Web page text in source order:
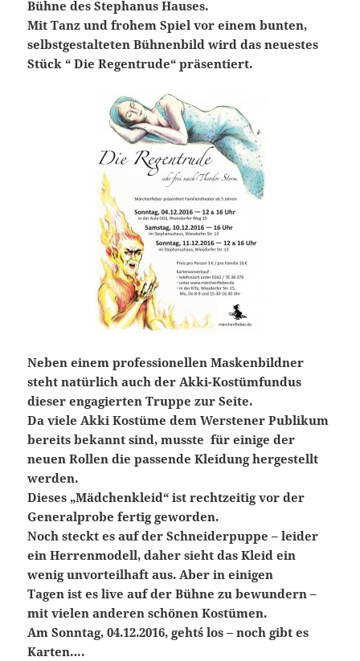
Bühne des Stephanus Hauses.
Mit Tanz und frohem Spiel vor einem bunten,
selbstgestalteten Bühnenbild wird das neuestes
Stück “ Die Regentrude“ präsentiert.
Neben einem professionellen Maskenbildner
steht natürlich auch der Akki-Kostümfundus
dieser engagierten Truppe zur Seite.
Da viele Akki Kostüme dem Werstener Publikum
bereits bekannt sind, musste für einige der
neuen Rollen die passende Kleidung hergestellt
werden.
Dieses „Mädchenkleid“ ist rechtzeitig vor der
Generalprobe fertig geworden.
Noch steckt es auf der Schneiderpuppe – leider
ein Herrenmodell, daher sieht das Kleid ein
wenig unvorteilhaft aus. Aber in einigen
Tagen ist es live auf der Bühne zu bewundern –
mit vielen anderen schönen Kostümen.
Am Sonntag, 04.12.2016, geht´s los – noch gibt es
Karten….